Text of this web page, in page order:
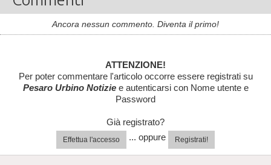
Ancora nessun commento. Diventa il primo!
ATTENZIONE!
Per poter commentare l'articolo occorre essere registrati su
Pesaro Urbino Notiziee autenticarsi con Nome utente e
Password
Già registrato?
Effettua l'accesso ... oppure Registrati!